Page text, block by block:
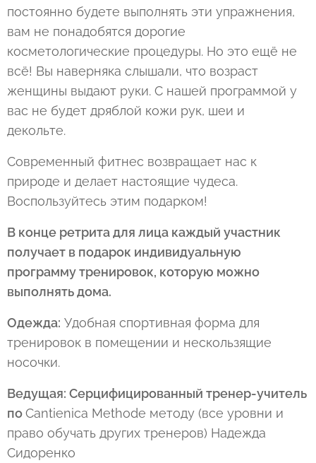
постоянно будете выполнять эти упражнения,
вам не понадобятся дорогие
косметологические процедуры. Но это ещё не
всё! Вы наверняка слышали, что возраст
женщины выдают руки. С нашей программой у
вас не будет дряблой кожи рук, шеи и
декольте.
Современный фитнес возвращает нас к
природе и делает настоящие чудеса.
Воспользуйтесь этим подарком!
В конце ретрита для лица каждый участник
получает в подарок индивидуальную
программу тренировок, которую можно
выполнять дома.
Одежда: Удобная спортивная форма для
тренировок в помещении и нескользящие
носочки.
Ведущая: Серцифицированный тренер-учитель
поCantienica Methode методу (все уровни и
право обучать других тренеров) Надежда
Сидоренко